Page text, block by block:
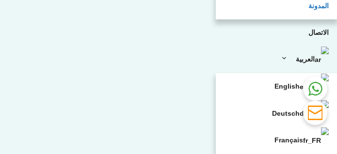
المدونة
الاتصال
العربية
English
Deutsch
Français